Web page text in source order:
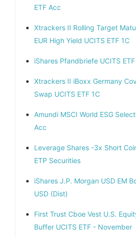
ETF Acc
Xtrackers II Rolling Target
EUR High Yield UCITS ETF 1C
iShares Pfandbriefe UCITS ETF
Xtrackers II iBoxx Germany
Swap UCITS ETF 1C
Amundi MSCI World ESG
Acc
Leverage Shares -3x Short
ETP Securities
iShares J.P. Morgan USD EM
USD (Dist)
First Trust Cboe Vest U.S.
Buffer UCITS ETF - November